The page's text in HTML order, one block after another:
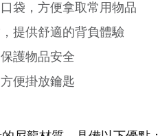
袋，方便拿取常用物品
提供舒適的背負體驗
護物品安全
便掛放鑰匙